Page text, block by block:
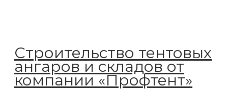
Строительство тентовых
ангаров и складов от
компании «Профтент»